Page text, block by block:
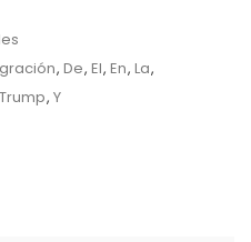
, De, El, En, La,
Trump, Y